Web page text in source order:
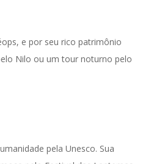
e por seu rico patrimônio
Nilo ou um tour noturno pelo
pela Unesco. Sua